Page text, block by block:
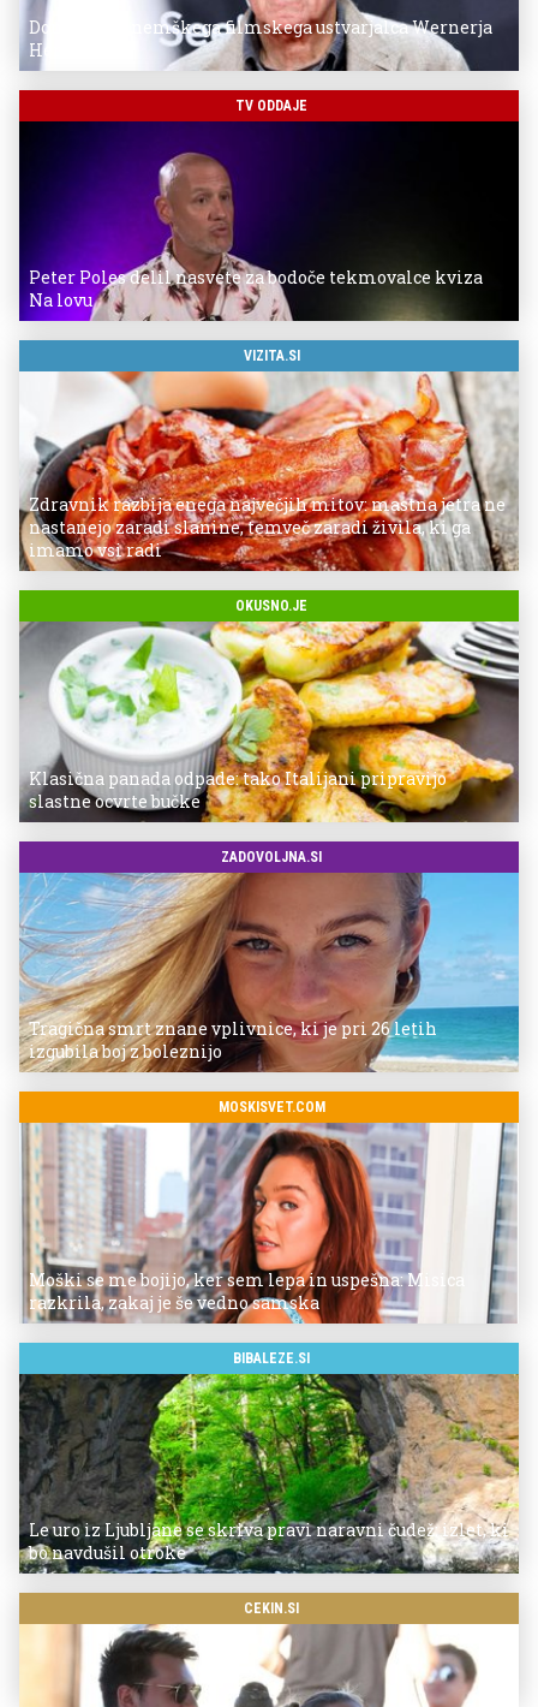
Donostia za nemškega filmskega ustvarjalca Wernerja
Herzoga
TV ODDAJE
Peter Poles delil nasvete za bodoče tekmovalce kviza
Na lovu
VIZITA.SI
Zdravnik razbija enega največjih mitov: mastna jetra ne
nastanejo zaradi slanine, temveč zaradi živila, ki ga
imamo vsi radi
OKUSNO.JE
Klasična panada odpade: tako Italijani pripravijo
slastne ocvrte bučke
ZADOVOLJNA.SI
Tragična smrt znane vplivnice, ki je pri 26 letih
izgubila boj z boleznijo
MOSKISVET.COM
Moški se me bojijo, ker sem lepa in uspešna: Misica
razkrila, zakaj je še vedno samska
BIBALEZE.SI
Le uro iz Ljubljane se skriva pravi naravni čudež: izlet, ki
bo navdušil otroke
CEKIN.SI